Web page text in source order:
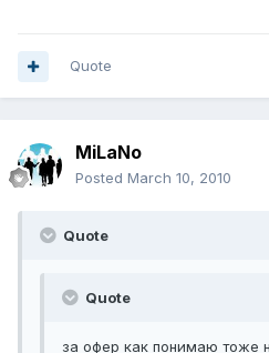
Quote
MiLaNo
Posted March 10, 2010
Quote
Quote
за офер как понимаю тоже